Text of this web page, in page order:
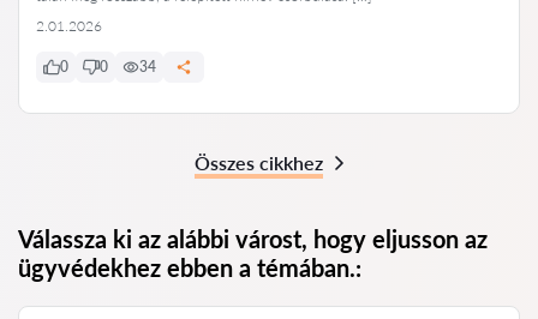
2.01.2026
0 0 34
Összes cikkhez
Válassza ki az alábbi várost, hogy eljusson az
ügyvédekhez ebben a témában.: